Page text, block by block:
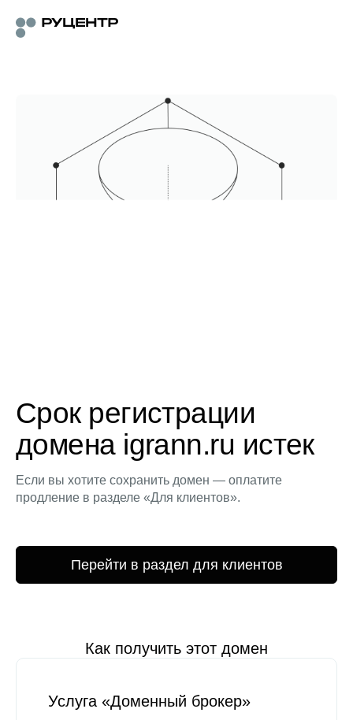
Срок регистрации
домена igrann.ru истек
Если вы хотите сохранить домен — оплатите
продление в разделе «Для клиентов».
Перейти в раздел для клиентов
Как получить этот домен
Услуга «Доменный брокер»